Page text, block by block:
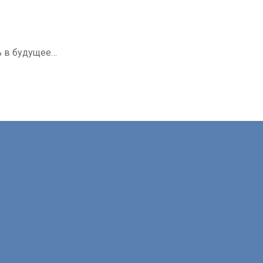
в будущее…